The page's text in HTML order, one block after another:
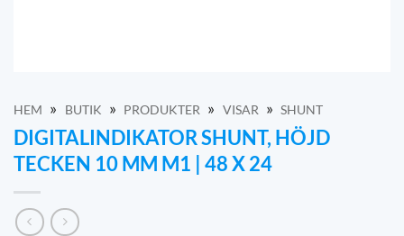
HEM » BUTIK » PRODUKTER » VISAR » SHUNT
DIGITALINDIKATOR SHUNT, HÖJD
TECKEN 10 MM M1 | 48 X 24